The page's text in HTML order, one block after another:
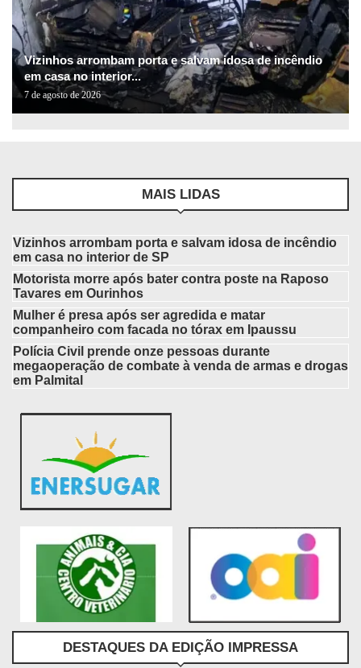
Vizinhos arrombam porta e salvam idosa de incêndio
em casa no interior...
7 de agosto de 2026
MAIS LIDAS
Vizinhos arrombam porta e salvam idosa de incêndio
em casa no interior de SP
Motorista morre após bater contra poste na Raposo
Tavares em Ourinhos
Mulher é presa após ser agredida e matar
companheiro com facada no tórax em Ipaussu
Polícia Civil prende onze pessoas durante
megaoperação de combate à venda de armas e drogas
em Palmital
DESTAQUES DA EDIÇÃO IMPRESSA